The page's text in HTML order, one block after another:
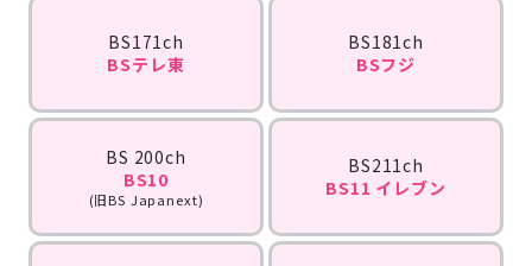
BS171ch
BSテレ東
BS181ch
BSフジ
BS 200ch
BS10
(旧BS Japanext)
BS211ch
BS11 イレブン